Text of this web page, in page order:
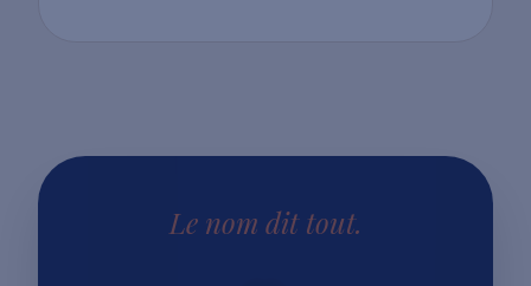
Le nom dit tout.